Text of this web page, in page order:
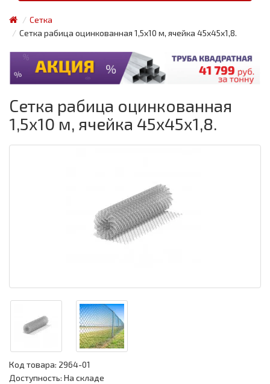
Сетка
Сетка рабица оцинкованная 1,5x10 м, ячейка 45x45x1,8.
Сетка рабица оцинкованная
1,5x10 м, ячейка 45x45x1,8.
Код товара: 2964-01
Доступность: На складе